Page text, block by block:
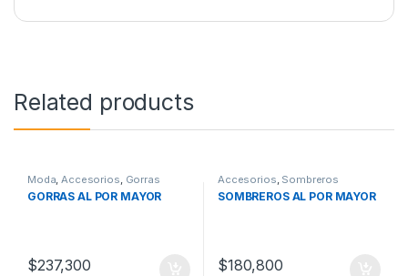
Related products
Moda,Accesorios, Gorras
GORRAS AL POR MAYOR
$237,300
Accesorios, Sombreros
SOMBREROS AL POR MAYOR
$180,800